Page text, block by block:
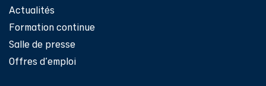
Actualités
Formation continue
Salle de presse
Offres d'emploi